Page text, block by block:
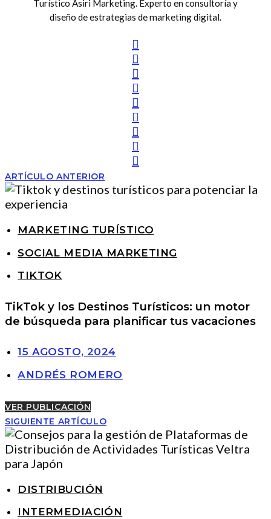
Turístico Asiri Marketing. Experto en consultoría y
diseño de estrategias de marketing digital.
ARTÍCULO ANTERIOR
MARKETING TURÍSTICO
SOCIAL MEDIA MARKETING
TIKTOK
TikTok y los Destinos Turísticos: un motor
de búsqueda para planificar tus vacaciones
15 AGOSTO, 2024
ANDRÉS ROMERO
VER PUBLICACIÓN
SIGUIENTE ARTÍCULO
DISTRIBUCIÓN
INTERMEDIACIÓN